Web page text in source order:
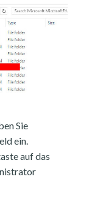
Sie
ein.
auf das